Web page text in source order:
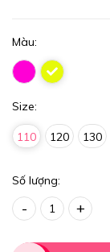
Màu:
Size:
110 120 130
Số lượng:
- +